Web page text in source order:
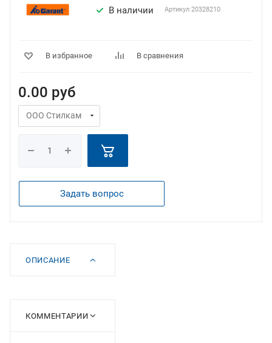
В наличии Артикул 20328210
В избранное В сравнения
0.00 руб
Задать вопрос
ОПИСАНИЕ
КОММЕНТАРИИ